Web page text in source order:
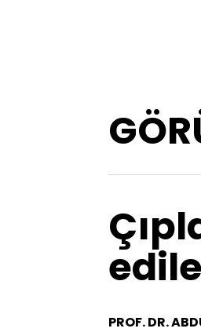
PROF. DR.